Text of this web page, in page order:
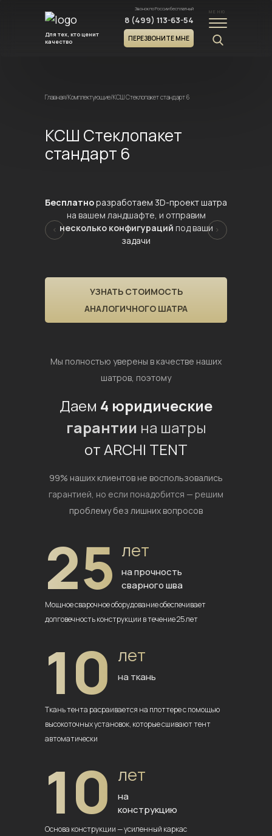
Для тех, кто ценит
качество
Звонок по России бесплатный
8 (499) 113-63-54
ПЕРЕЗВОНИТЕ МНЕ
МЕНЮ
Главная/Комплектующие/КСШ Стеклопакет стандарт 6
КСШ Стеклопакет
стандарт 6
Бесплатноразработаем 3D-проект шатра
на вашем ландшафте, и отправим
несколько конфигураций под ваши
задачи
УЗНАТЬ СТОИМОСТЬ
АНАЛОГИЧНОГО ШАТРА
Мы полностью уверены в качестве наших
шатров, поэтому
Даем 4 юридические
гарантии на шатры
от ARCHI TENT
99% наших клиентов не воспользовались
гарантией, но если понадобится — решим
проблему без лишних вопросов
25 лет
на прочность
сварного шва
Мощное сварочное оборудованиеобеспечивает
долговечностьконструкции в течение 25 лет
10 лет
на ткань
Ткань тента расраивается на плоттерес помощью
высокоточных установок, которые сшивают тент
автоматически
10 лет
на
конструкцию
Основа конструкции — усиленный каркас